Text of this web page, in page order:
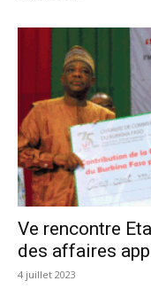
Ve rencontre
des affaires
4 juillet 2023